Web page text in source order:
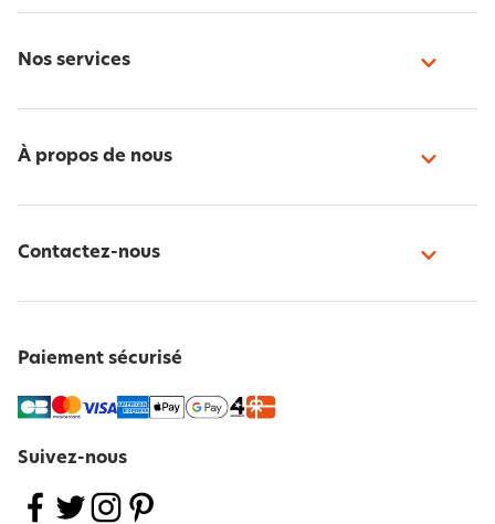
Nos services
À propos de nous
Contactez-nous
Paiement sécurisé
Suivez-nous